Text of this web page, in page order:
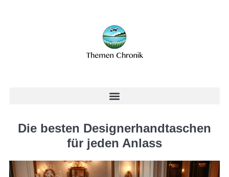
Die besten Designerhandtaschen
für jeden Anlass